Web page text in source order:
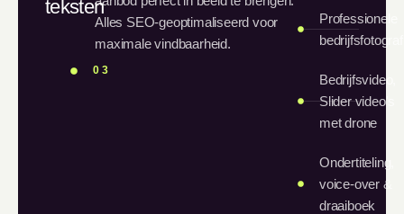
teksten
03
Alles SEO-geoptimaliseerd voor
maximale vindbaarheid.
Professionele
Bedrijfsvideo,
Slider video's
met drone
Ondertiteling,
voice-over &
draaiboek